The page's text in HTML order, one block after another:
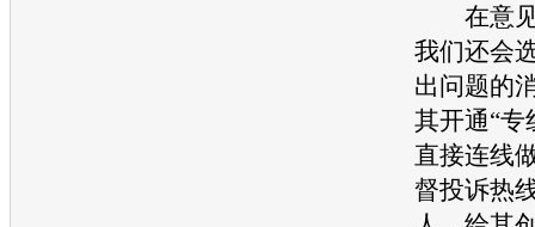
在意见
我们还会
出问题的
其开通“专
直接连线
督投诉热